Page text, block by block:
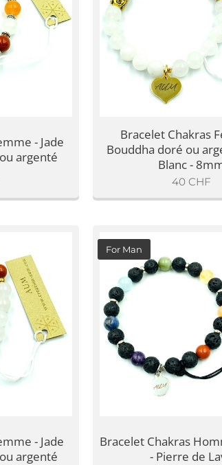
- Jade
argenté
Bracelet Chakras
Bouddha doré ou
Blanc -
40CHF
- Jade
argenté
Bracelet Chakras
- Pierre de
For Man